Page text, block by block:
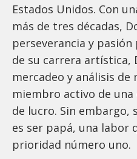
Estados Unidos. Con
más de tres décadas,
perseverancia y pasión
de su carrera artística,
mercadeo y análisis de
miembro activo de
de lucro. Sin
es ser papá, una labor
prioridad número uno.